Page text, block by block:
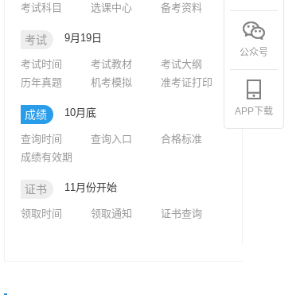
考试科目
选课中心 备考资料
考试 9月19日
考试时间 考试教材
考试大纲
历年真题
机考模拟 准考证打印
成绩 10月底
查询时间 查询入口
合格标准
成绩有效期
证书 11月份开始
领取时间 领取通知 证书查询
公众号
APP下载